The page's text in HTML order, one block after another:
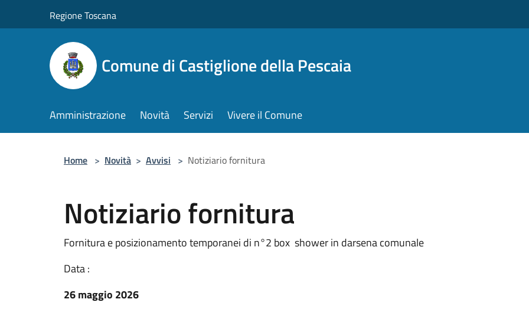
Regione Toscana
Comune di Castiglione della Pescaia
Amministrazione Novità Servizi Vivere il Comune
Home > Novità > Avvisi > Notiziario fornitura
Notiziario fornitura
Fornitura e posizionamento temporanei di n°2 box shower in darsena comunale
Data :
26 maggio 2026